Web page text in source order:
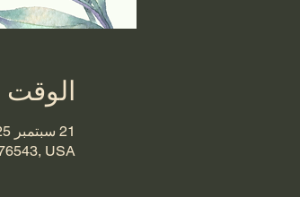
الوقت
21 سبتمبر 2025، 2:00 م – 2:40 م
USA